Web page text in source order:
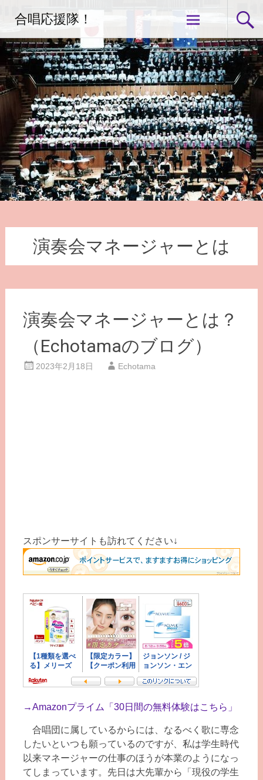
ン
ツ
へ
ス
合唱応援隊！
演奏会マネージャーとは
演奏会マネージャーとは？
（Echotamaのブログ）
2023年2月18日 Echotama
スポンサーサイトも訪れてください↓
→Amazonプライム「30日間の無料体験はこちら」
合唱団に属しているからには、なるべく歌に専念
したいといつも願っているのですが、私は学生時代
以来マネージャーの仕事のほうが本業のようになっ
てしまっています。先日は大先輩から「現役の学生